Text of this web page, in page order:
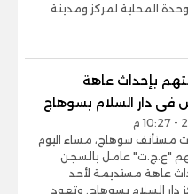
المحلية لمركز ومدينة
بإحداث عاهة
دار السلام بسوهاج
سوهاج، مساء اليوم
"ع.ج.ت" عامل بالسجن
عاهة مستديمة لأحد
دار السلام بسوهاج. وتعود